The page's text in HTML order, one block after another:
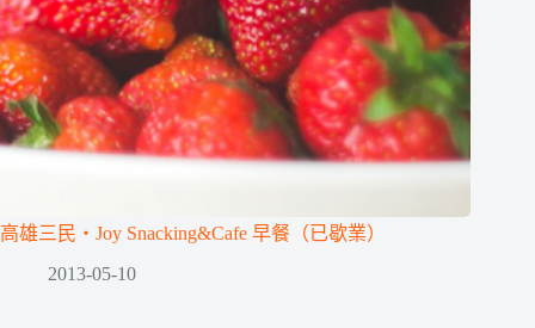
高雄三民‧Joy Snacking&Cafe 早餐（已歇業）
2013-05-10